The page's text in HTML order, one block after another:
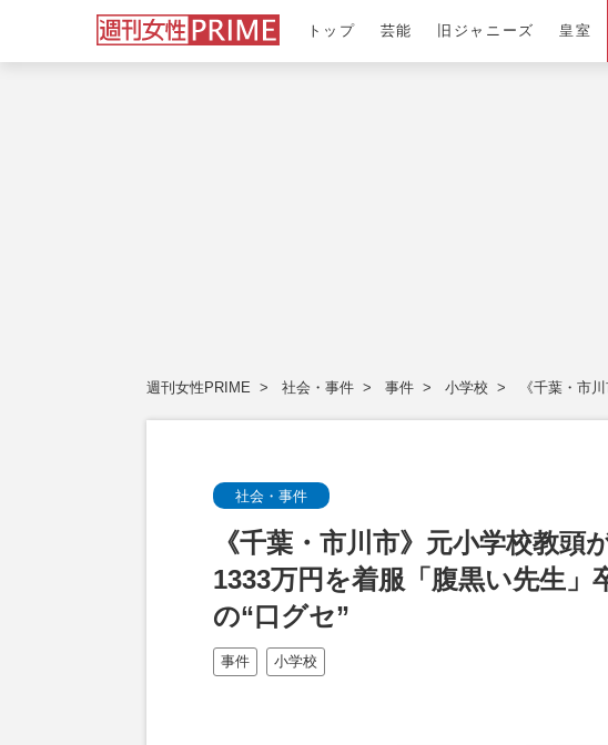
トップ 芸能 旧ジャニーズ 皇室
週刊女性PRIME 社会・事件 事件 小学校 《千葉・市
社会・事件
《千葉・市川市》元小学校教頭
1333万円を着服「腹黒い先生」
の“口グセ”
事件 小学校